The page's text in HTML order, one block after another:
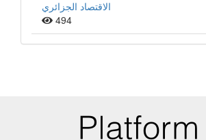
الاقتصاد الجزائري
494